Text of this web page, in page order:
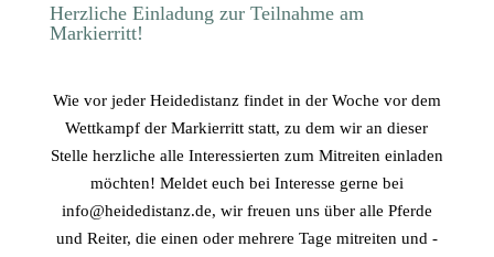
Herzliche Einladung zur Teilnahme am
Markierritt!
Wie vor jeder Heidedistanz findet in der Woche vor dem
Wettkampf der Markierritt statt, zu dem wir an dieser
Stelle herzliche alle Interessierten zum Mitreiten einladen
möchten! Meldet euch bei Interesse gerne bei
info@heidedistanz.de, wir freuen uns über alle Pferde
und Reiter, die einen oder mehrere Tage mitreiten und -